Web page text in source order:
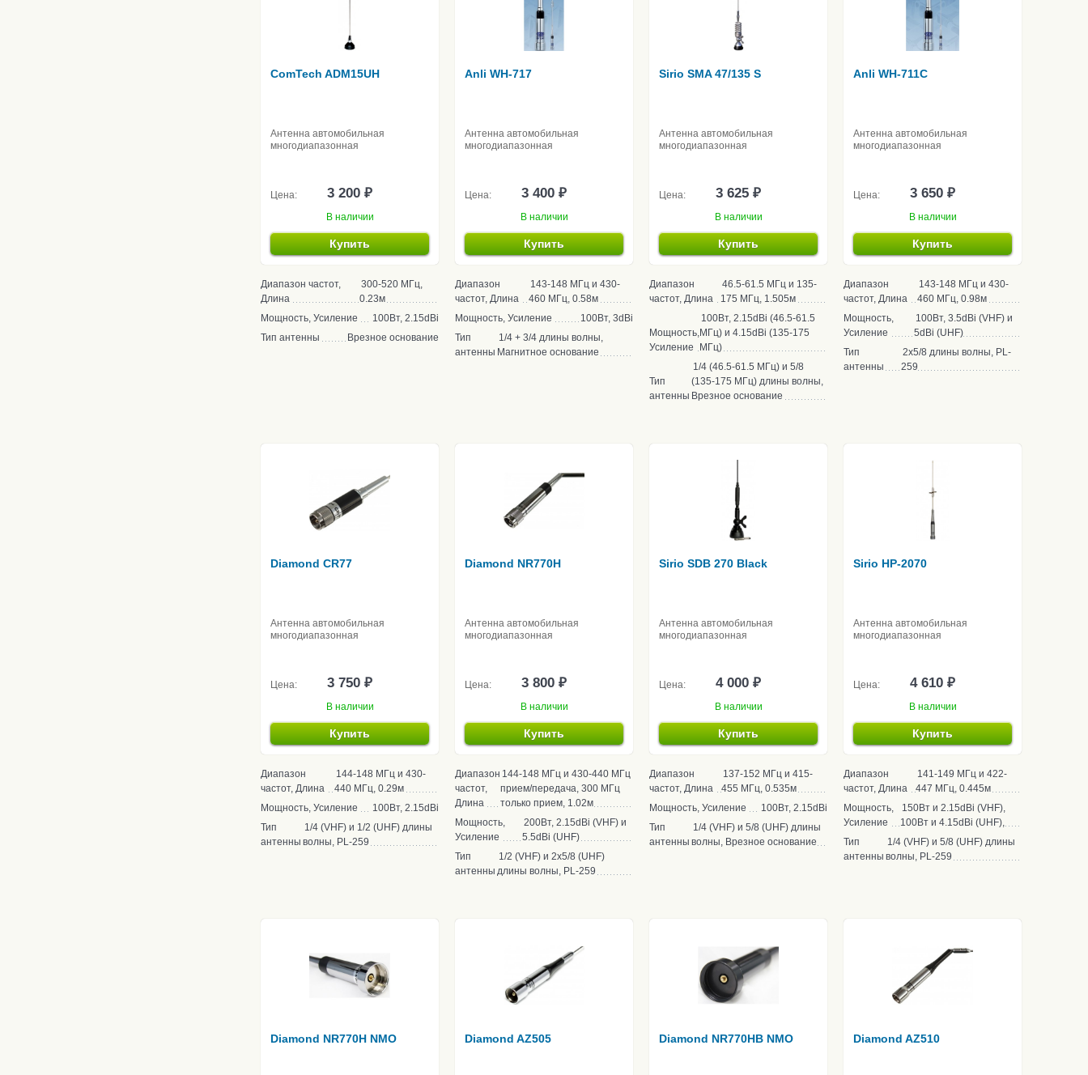
ComTech ADM15UH
Антенна автомобильная
многодиапазонная
Цена: 3 200 ₽
В наличии
Купить
Диапазон частот,
Длина
300-520 МГц,
0.23м
Мощность, Усиление
100Вт, 2.15dBi
Тип антенны
Врезное основание
Anli WH-717
Антенна автомобильная
многодиапазонная
Цена: 3 400 ₽
В наличии
Купить
Диапазон
частот, Длина
143-148 МГц и 430-
460 МГц, 0.58м
Мощность, Усиление
100Вт, 3dBi
Тип
антенны
1/4 + 3/4 длины волны,
Магнитное основание
Sirio SMA 47/135 S
Антенна автомобильная
многодиапазонная
Цена: 3 625 ₽
В наличии
Купить
Диапазон
частот, Длина
46.5-61.5 МГц и 135-
175 МГц, 1.505м
Мощность,
Усиление
100Вт, 2.15dBi (46.5-61.5
МГц) и 4.15dBi (135-175
МГц)
Тип
антенны
1/4 (46.5-61.5 МГц) и 5/8
(135-175 МГц) длины волны,
Врезное основание
Anli WH-711C
Антенна автомобильная
многодиапазонная
Цена: 3 650 ₽
В наличии
Купить
Диапазон
частот, Длина
143-148 МГц и 430-
460 МГц, 0.98м
Мощность,
Усиление
100Вт, 3.5dBi (VHF) и
5dBi (UHF)
Тип
антенны
2x5/8 длины волны, PL-
259
Diamond CR77
Антенна автомобильная
многодиапазонная
Цена: 3 750 ₽
В наличии
Купить
Диапазон
частот, Длина
144-148 МГц и 430-
440 МГц, 0.29м
Мощность, Усиление
100Вт, 2.15dBi
Тип
антенны
1/4 (VHF) и 1/2 (UHF) длины
волны, PL-259
Diamond NR770H
Антенна автомобильная
многодиапазонная
Цена: 3 800 ₽
В наличии
Купить
Диапазон
частот,
Длина
144-148 МГц и 430-440 МГц
прием/передача, 300 МГц
только прием, 1.02м
Мощность,
Усиление
200Вт, 2.15dBi (VHF) и
5.5dBi (UHF)
Тип
антенны
1/2 (VHF) и 2х5/8 (UHF)
длины волны, PL-259
Sirio SDB 270 Black
Антенна автомобильная
многодиапазонная
Цена: 4 000 ₽
В наличии
Купить
Диапазон
частот, Длина
137-152 МГц и 415-
455 МГц, 0.535м
Мощность, Усиление
100Вт, 2.15dBi
Тип
антенны
1/4 (VHF) и 5/8 (UHF) длины
волны, Врезное основание
Sirio HP-2070
Антенна автомобильная
многодиапазонная
Цена: 4 610 ₽
В наличии
Купить
Диапазон
частот, Длина
141-149 МГц и 422-
447 МГц, 0.445м
Мощность,
Усиление
150Вт и 2.15dBi (VHF),
100Вт и 4.15dBi (UHF),
Тип
антенны
1/4 (VHF) и 5/8 (UHF) длины
волны, PL-259
Diamond NR770H NMO Diamond AZ505 Diamond NR770HB NMO Diamond AZ510